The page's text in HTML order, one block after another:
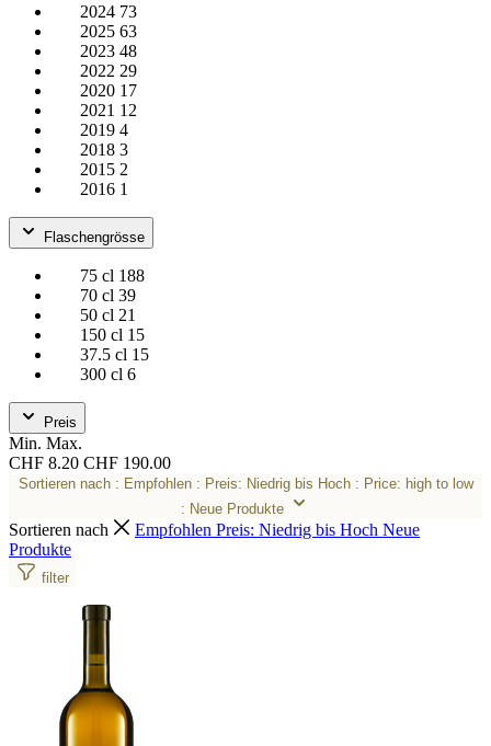
2024 73
2025 63
2023 48
2022 29
2020 17
2021 12
2019 4
2018 3
2015 2
2016 1
Flaschengrösse
75 cl 188
70 cl 39
50 cl 21
150 cl 15
37.5 cl 15
300 cl 6
Preis
Min. Max.
CHF 8.20 CHF 190.00
Sortieren nach : Empfohlen : Preis: Niedrig bis Hoch : Price: high to low
: Neue Produkte
Sortieren nach Empfohlen Preis: Niedrig bis Hoch Neue
Produkte
filter